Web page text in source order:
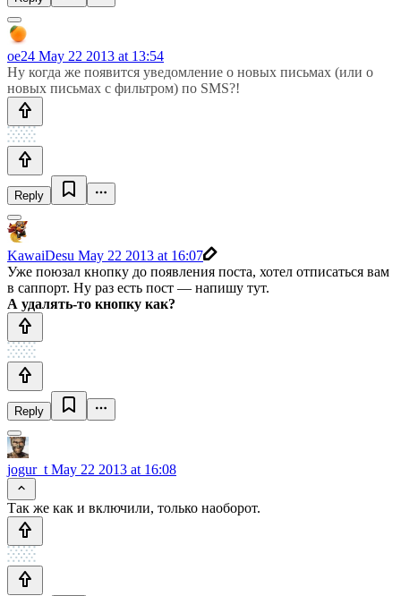
oe24 May 22 2013 at 13:54
Ну когда же появится уведомление о новых письмах (или о
новых письмах с фильтром) по SMS?!
Reply
KawaiDesu May 22 2013 at 16:07
Уже поюзал кнопку до появления поста, хотел отписаться вам
в саппорт. Ну раз есть пост — напишу тут.
А удалять-то кнопку как?
Reply
jogur_t May 22 2013 at 16:08
Так же как и включили, только наоборот.